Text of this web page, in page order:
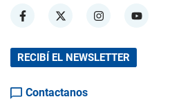
RECIBÍ EL NEWSLETTER
Contactanos